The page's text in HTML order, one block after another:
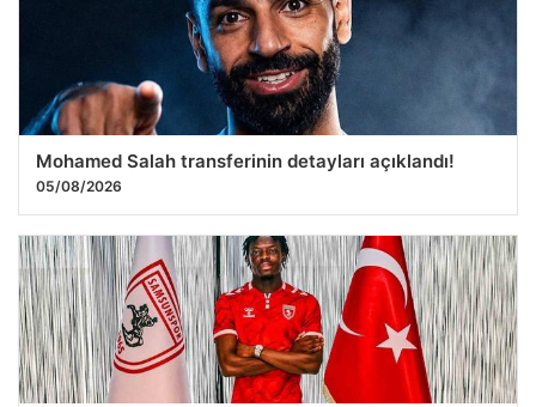
Mohamed Salah transferinin detayları açıklandı!
05/08/2026